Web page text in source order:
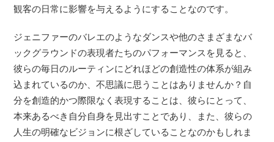
観客の日常に影響を与えるようにすることなのです。
ジェニファーのバレエのようなダンスや他のさまざまなバ
ックグラウンドの表現者たちのパフォーマンスを見ると、
彼らの毎日のルーティンにどれほどの創造性の体系が組み
込まれているのか、不思議に思うことはありませんか？自
分を創造的かつ際限なく表現することは、彼らにとって、
本来あるべき自分自身を見出すことであり、また、彼らの
人生の明確なビジョンに根ざしていることなのかもしれま